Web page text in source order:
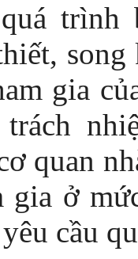
trình
gia
trách
quan
gia ở
cầu